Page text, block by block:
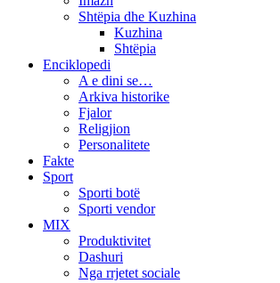
Shtëpia dhe Kuzhina
Kuzhina
Shtëpia
Enciklopedi
A e dini se…
Arkiva historike
Fjalor
Religjion
Personalitete
Fakte
Sport
Sporti botë
Sporti vendor
MIX
Produktivitet
Dashuri
Nga rrjetet sociale